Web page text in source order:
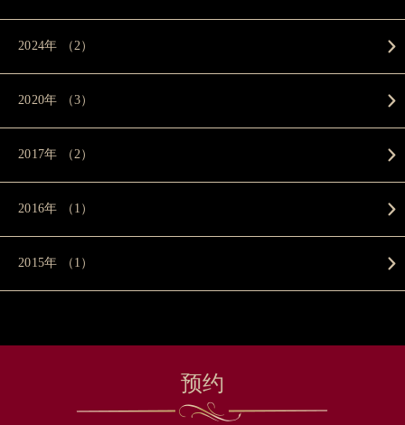
2024年 （2）
2020年 （3）
2017年 （2）
2016年 （1）
2015年 （1）
预约